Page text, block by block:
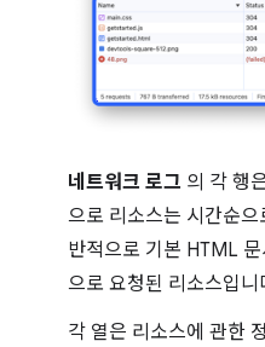
네트워크 로그 의 각 행
으로 리소스는 시간순
반적으로 기본 HTML
으로 요청된 리소스입니
각 열은 리소스에 관한